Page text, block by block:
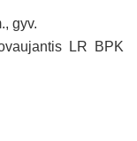
., gyv.
LR BPK